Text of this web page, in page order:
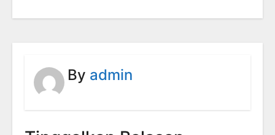
By admin